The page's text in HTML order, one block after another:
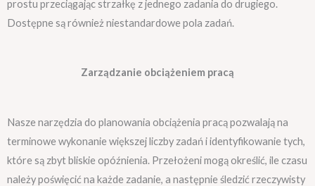
prostu przeciągając strzałkę z jednego zadania do drugiego.
Dostępne są również niestandardowe pola zadań.
Zarządzanie obciążeniem pracą
Nasze narzędzia do planowania obciążenia pracą pozwalają na
terminowe wykonanie większej liczby zadań i identyfikowanie tych,
które są zbyt bliskie opóźnienia. Przełożeni mogą określić, ile czasu
należy poświęcić na każde zadanie, a następnie śledzić rzeczywisty